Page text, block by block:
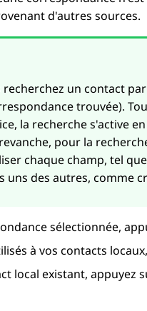
d'autres sources.
un contact
trouvée).
la recherche s'active
pour la
chaque champ, tel
des autres, comme
sélectionnée,
à vos contacts
local existant, appuyez